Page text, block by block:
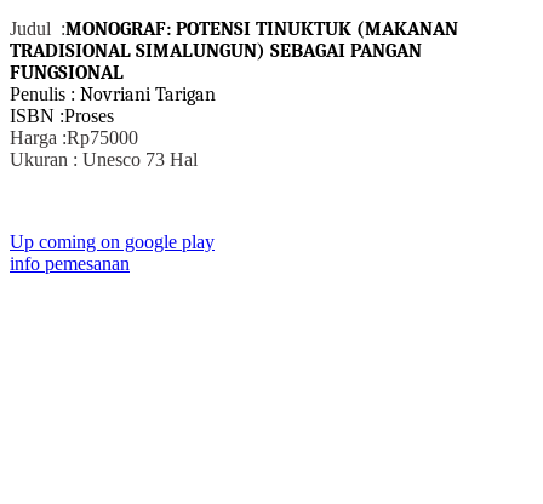
Judul :MONOGRAF: POTENSI TINUKTUK (MAKANAN
TRADISIONAL SIMALUNGUN) SEBAGAI PANGAN
FUNGSIONAL
Penulis : Novriani Tarigan
ISBN :Proses
Harga :Rp75000
Ukuran : Unesco 73 Hal
Up coming on google play
info pemesanan